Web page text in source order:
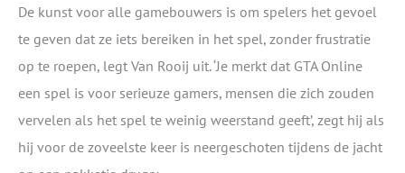
De kunst voor alle gamebouwers is om spelers het gevoel
te geven dat ze iets bereiken in het spel, zonder frustratie
op te roepen, legt Van Rooij uit. ‘Je merkt dat GTA Online
een spel is voor serieuze gamers, mensen die zich zouden
vervelen als het spel te weinig weerstand geeft’, zegt hij als
hij voor de zoveelste keer is neergeschoten tijdens de jacht